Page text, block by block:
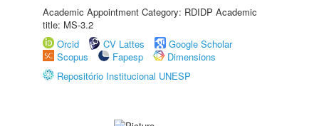
Academic Appointment Category: RDIDP Academic
title: MS-3.2
Orcid
CV Lattes
Google Scholar
Scopus
Fapesp
Dimensions
Repositório Institucional UNESP